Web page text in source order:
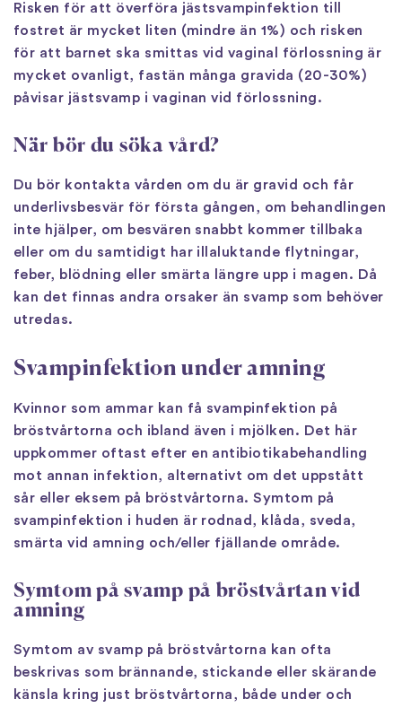
Risken för att överföra jästsvampinfektion till
fostret är mycket liten (mindre än 1%) och risken
för att barnet ska smittas vid vaginal förlossning är
mycket ovanligt, fastän många gravida (20-30%)
påvisar jästsvamp i vaginan vid förlossning.
När bör du söka vård?
Du bör kontakta vården om du är gravid och får
underlivsbesvär för första gången, om behandlingen
inte hjälper, om besvären snabbt kommer tillbaka
eller om du samtidigt har illaluktande flytningar,
feber, blödning eller smärta längre upp i magen. Då
kan det finnas andra orsaker än svamp som behöver
utredas.
Svampinfektion under amning
Kvinnor som ammar kan få svampinfektion på
bröstvårtorna och ibland även i mjölken. Det här
uppkommer oftast efter en antibiotikabehandling
mot annan infektion, alternativt om det uppstått
sår eller eksem på bröstvårtorna. Symtom på
svampinfektion i huden är rodnad, klåda, sveda,
smärta vid amning och/eller fjällande område.
Symtom på svamp på bröstvårtan vid
amning
Symtom av svamp på bröstvårtorna kan ofta
beskrivas som brännande, stickande eller skärande
känsla kring just bröstvårtorna, både under och